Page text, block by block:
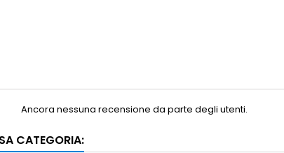
Ancora nessuna recensione da parte degli utenti.
CATEGORIA: